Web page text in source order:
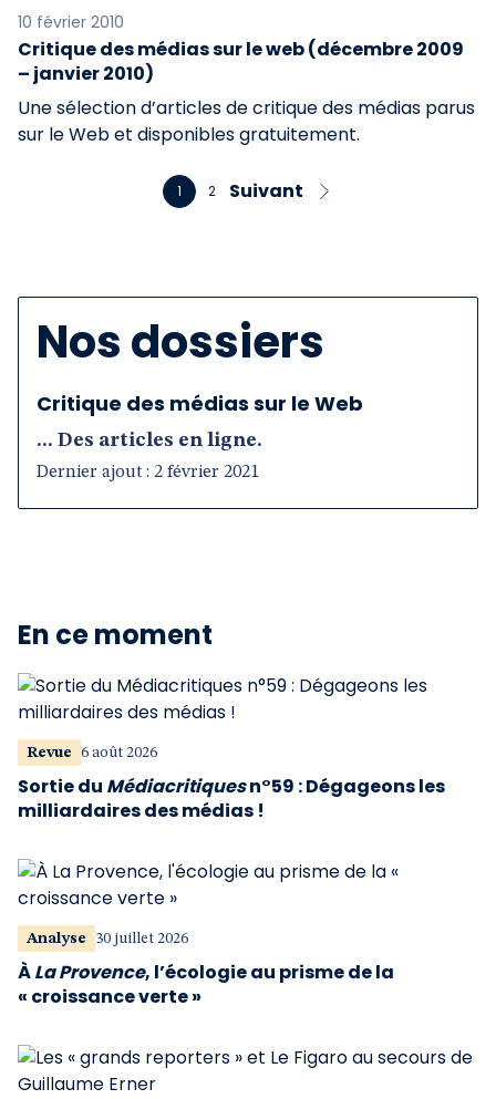
10 février 2010
Critique des médias sur le web (décembre 2009
– janvier 2010)
Une sélection d’articles de critique des médias parus
sur le Web et disponibles gratuitement.
1 2 Suivant
Nos dossiers
Critique des médias sur le Web
... Des articles en ligne.
Dernier ajout : 2 février 2021
En ce moment
Revue 6 août 2026
Sortie du Médiacritiquesn°59 : Dégageons les
milliardaires des médias !
Analyse 30 juillet 2026
ÀLa Provence, l’écologie au prisme de la
« croissance verte »